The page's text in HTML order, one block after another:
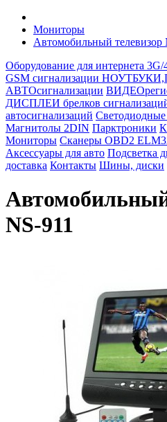
Мониторы
Автомобильный телевизор
Оборудование для интернета
GSM сигнализации
АВТОсигнализации
ДИСПЛЕИ брелков
автосигнализаций
Магнитолы 2DIN Парктроники
Мониторы Сканеры OBD2
Аксессуары для авто Подсветка
доставка Контакты Шины, диски
NS-911